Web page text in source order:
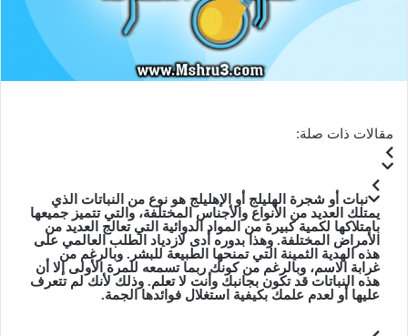
مقالات ذات صلة:
نبات أو شجرة الهليلج أو الإهليلج هو نوع من النباتات الذي
يمتلك العديد من الأنواع والأجناس المختلفة، والتي تتميز جميعها
بامتلاكها لكمية كبيرة من المواد الدوائية التي تعالج العديد من
الأمراض المختلفة. وهذا بدوره أدى لازدياد الطلب العالمي على
هذه الهدية الثمينة التي تمنحها الطبيعة للبشر. وبالرغم من
غرابة الاسم، وبالرغم من كونك ربما تسمعه للمرة الأولى إلا أن
هذه النباتات قد تكون بجانبك وأنت لا تعلم. وذلك لأنك لم تتعرف
عليها أو لعدم علمك بكيفية استغلال فوائدها الجمة.